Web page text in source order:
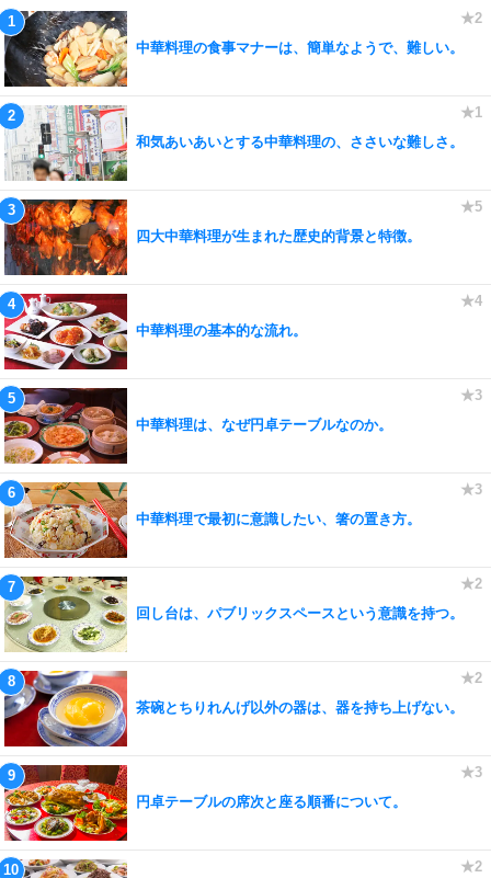
中華料理の食事マナーは、簡単なようで、難しい。
和気あいあいとする中華料理の、ささいな難しさ。
四大中華料理が生まれた歴史的背景と特徴。
中華料理の基本的な流れ。
中華料理は、なぜ円卓テーブルなのか。
中華料理で最初に意識したい、箸の置き方。
回し台は、パブリックスペースという意識を持つ。
茶碗とちりれんげ以外の器は、器を持ち上げない。
円卓テーブルの席次と座る順番について。